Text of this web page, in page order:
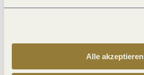
Alle akzeptieren
Anreise planen